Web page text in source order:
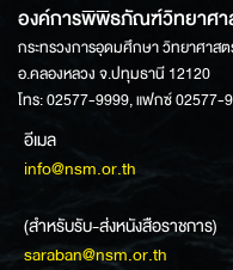
องค์การพิพิธภัณฑ์วิทยาศา
กระทรวงการอุดมศึกษา วิทยาศาส
อ.คลองหลวง จ.ปทุมธานี 12120
โทร: 02577-9999, แฟกซ์ 02577-
อีเมล
info@nsm.or.th
(สำหรับรับ-ส่งหนังสือราชการ)
saraban@nsm.or.th